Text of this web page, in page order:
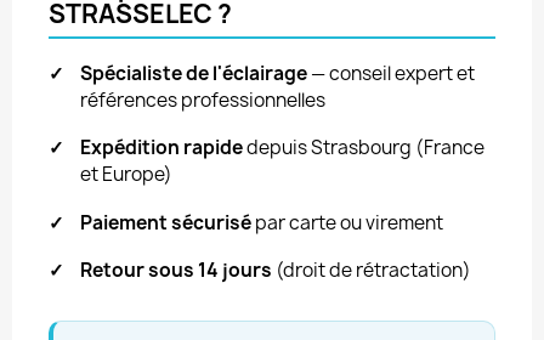
STRASSELEC ?
✓ Spécialiste de l'éclairage— conseil expert et
références professionnelles
✓
Expédition rapidedepuis Strasbourg (France
et Europe)
✓
Paiement sécurisépar carte ou virement
✓
Retour sous 14 jours (droit de rétractation)